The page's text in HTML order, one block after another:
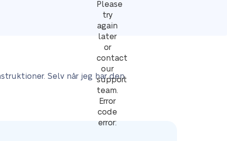
Please
try
again
later
or
contact
our
support
team.
Error
code
error:
Selv når jeg har den